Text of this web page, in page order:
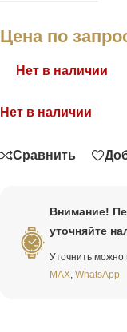
Цена по
Нет в наличии
Нет в наличии
Сравнить
Внимание!
уточняйте
Уточнить
MAX WhatsApp